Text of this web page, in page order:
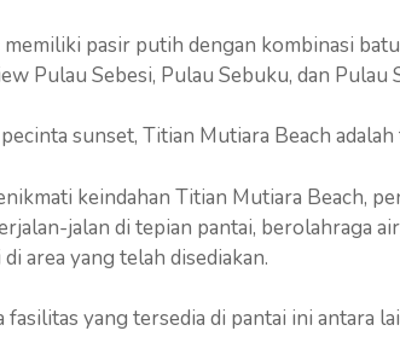
memiliki pasir putih dengan kombinasi
Pulau Sebesi, Pulau Sebuku, dan Pulau
pecinta sunset, Titian Mutiara Beach
keindahan Titian Mutiara Beach,
jalan di tepian pantai, berolahraga
area yang telah disediakan.
fasilitas yang tersedia di pantai ini antara